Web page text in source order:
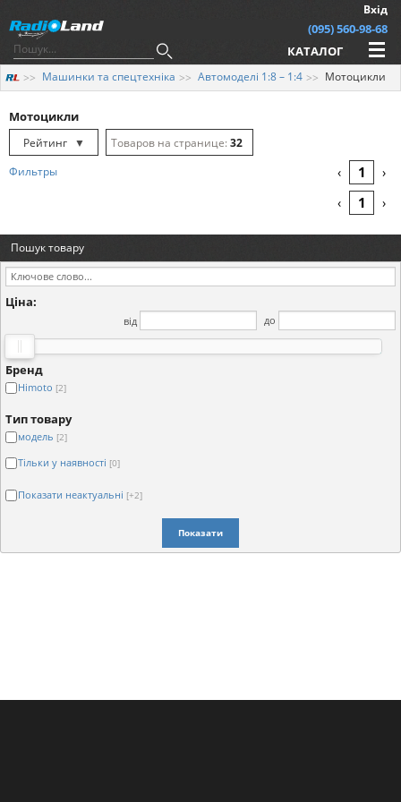
Вхід
(095) 560-98-68
КАТАЛОГ
Машинки та спецтехніка Автомоделі 1:8 – 1:4 Мотоцикли
Мотоцикли
Рейтинг
▼
Рейтинг
Ціна ▲
Ціна ▼
32
Фильтры ‹ 1
›
‹
1 ›
Пошук товару
Ціна:
від до
Бренд
Himoto [2]
Тип товару
модель [2]
Тільки у наявності [0]
Показати неактуальні [+2]
Показати